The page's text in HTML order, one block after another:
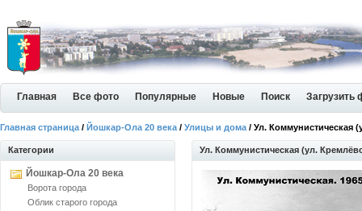
Главная Все фото Популярные Новые Поиск Загрузить
Главная страница / Йошкар-Ола 20 века / Улицы и дома / Ул. Коммунистическая
Категории
Йошкар-Ола 20 века
Ворота города
Облик старого города
Ул. Коммунистическая (ул.